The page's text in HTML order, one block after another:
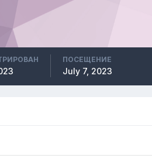
ПОСЕЩЕНИЕ
July 7, 2023